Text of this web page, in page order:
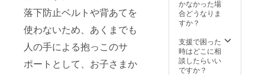
落下防止ベルトや背あてを
使わないため、あくまでも
人の手による抱っこのサ
ポートとして、お子さまか
ト終了
後に発
が確定
となり
ます。
そのた
で知り
まし
け時
期】
【2023
年6
備考欄
に当プ
ついて
知った
きっか
けを教
ジェク
ト掲載
ルとな
りま
す。商
品は量
面ポ
ケッ
×1、ウ
エスト
ベルト
×1、背
■仕様
メイン
ト×1、
メッ
シュポ
ケット
かなかった場
合どうなりま
すか？
支援で困った
時はどこに相
談したらいい
ですか？